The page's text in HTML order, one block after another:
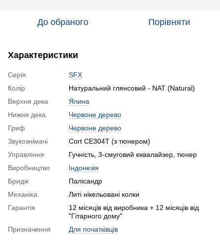
До обраного Порівняти
Характеристики
Серія
SFX
Колір
Натуральний глянсовий - NAT (Natural)
Верхня дека
Ялина
Нижня дека
Червоне дерево
Гриф
Червоне дерево
Звукознімачі
Cort CE304T (з тюнером)
Управління
Гучність, 3-смуговий еквалайзер, тюнер
Виробництво
Індонезія
Бридж
Палісандр
Механіка
Литі нікельовані колки
Гарантія
12 місяців від виробника + 12 місяців від
"Гітарного дому"
Призначення
Для початківців